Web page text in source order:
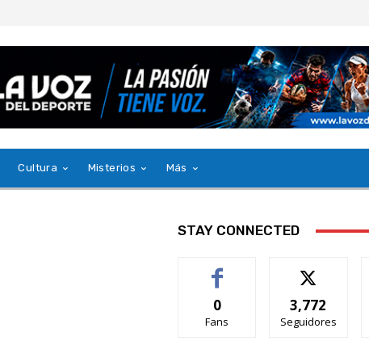
Cultura Misterios Más
STAY CONNECTED
0
Fans
3,772
Seguidores